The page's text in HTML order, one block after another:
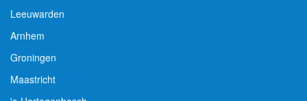
Leeuwarden
Arnhem
Groningen
Maastricht